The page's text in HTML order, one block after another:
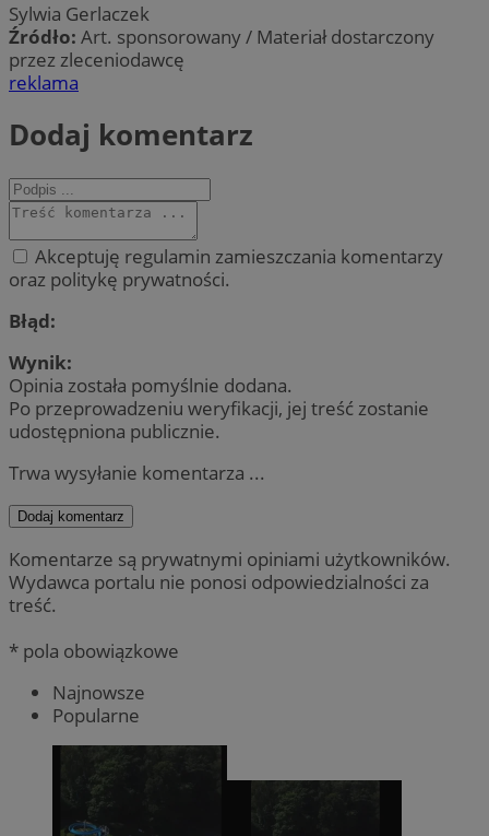
Sylwia Gerlaczek
Źródło: Art. sponsorowany / Materiał dostarczony
przez zleceniodawcę
reklama
Dodaj komentarz
Akceptuję regulamin zamieszczania komentarzy
oraz politykę prywatności.
Błąd:
Wynik:
Opinia została pomyślnie dodana.
Po przeprowadzeniu weryfikacji, jej treść zostanie
udostępniona publicznie.
Trwa wysyłanie komentarza ...
Dodaj komentarz
Komentarze są prywatnymi opiniami użytkowników.
Wydawca portalu nie ponosi odpowiedzialności za
treść.
* pola obowiązkowe
Najnowsze
Popularne